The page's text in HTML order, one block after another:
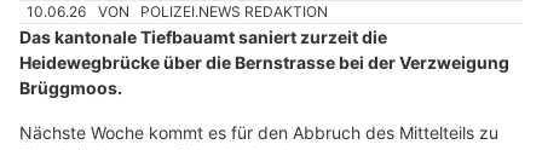
10.06.26 VON POLIZEI.NEWS REDAKTION
Das kantonale Tiefbauamt saniert zurzeit die
Heidewegbrücke über die Bernstrasse bei der Verzweigung
Brüggmoos.
Nächste Woche kommt es für den Abbruch des Mittelteils zu